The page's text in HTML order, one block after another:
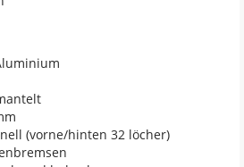
(vorne/hinten 32 löcher)